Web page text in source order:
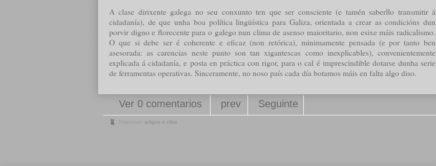
A clase dirixente galega no seu conxunto ten que ser consciente (e tamén saberllo transmitir á
cidadanía), de que unha boa política lingüística para Galiza, orientada a crear as condicións dun
porvir digno e florecente para o galego nun clima de asenso maioritario, non esixe máis radicalismo.
O que si debe ser é coherente e eficaz (non retórica), minimamente pensada (e por tanto ben
asesorada: as carencias neste punto son tan xigantescas como inexplicables), convenientemente
explicada á cidadanía, e posta en práctica con rigor, para o cal é imprescindible dotarse dunha serie
de ferramentas operativas. Sinceramente, no noso país cada día botamos máis en falta algo diso.
Ver 0 comentarios prev Seguinte
Etiquetas: artigos e citas